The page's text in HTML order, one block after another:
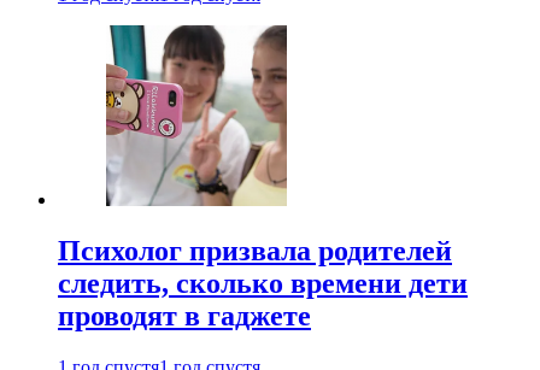
Психолог призвала родителей
следить, сколько времени дети
проводят в гаджете